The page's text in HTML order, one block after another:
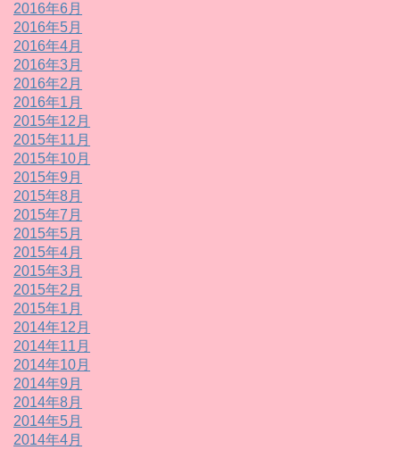
2016年6月
2016年5月
2016年4月
2016年3月
2016年2月
2016年1月
2015年12月
2015年11月
2015年10月
2015年9月
2015年8月
2015年7月
2015年5月
2015年4月
2015年3月
2015年2月
2015年1月
2014年12月
2014年11月
2014年10月
2014年9月
2014年8月
2014年5月
2014年4月